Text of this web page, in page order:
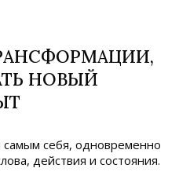
НОВЫЙ
себя, одновременно
действия и состояния.